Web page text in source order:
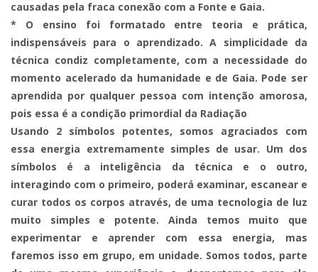
causadas pela fraca conexão com a Fonte e Gaia.
* O ensino foi formatado entre teoria e prática,
indispensáveis para o aprendizado. A simplicidade da
técnica condiz completamente, com a necessidade do
momento acelerado da humanidade e de Gaia. Pode ser
aprendida por qualquer pessoa com intenção amorosa,
pois essa é a condição primordial da Radiação
Usando 2 símbolos potentes, somos agraciados com
essa energia extremamente simples de usar. Um dos
símbolos é a inteligência da técnica e o outro,
interagindo com o primeiro, poderá examinar, escanear e
curar todos os corpos através, de uma tecnologia de luz
muito simples e potente. Ainda temos muito que
experimentar e aprender com essa energia, mas
faremos isso em grupo, em unidade. Somos todos, parte